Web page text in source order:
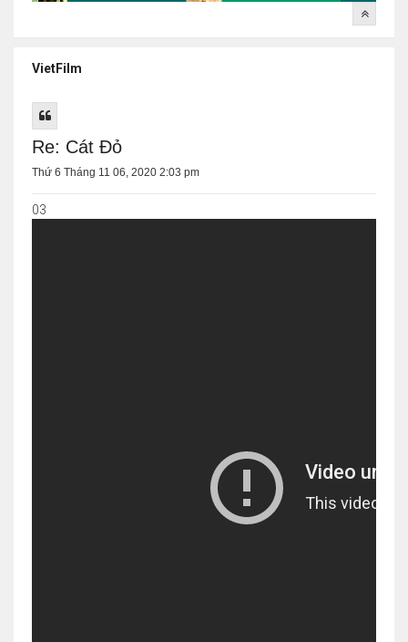
VietFilm
Re: Cát Đỏ
Thứ 6 Tháng 11 06, 2020 2:03 pm
03